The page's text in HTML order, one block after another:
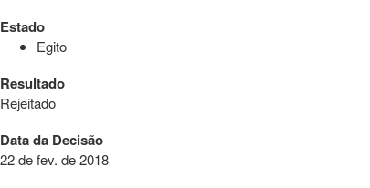
Estado
Egito
Resultado
Rejeitado
Data da Decisão
22 de fev. de 2018